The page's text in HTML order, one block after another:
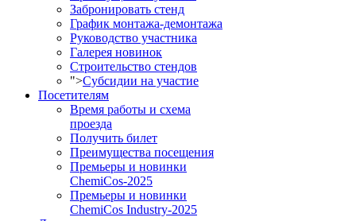
Забронировать стенд
График монтажа-демонтажа
Руководство участника
Галерея новинок
Строительство стендов
">Субсидии на участие
Посетителям
Время работы и схема
проезда
Получить билет
Преимущества посещения
Премьеры и новинки
ChemiCos-2025
Премьеры и новинки
ChemiCos Industry-2025